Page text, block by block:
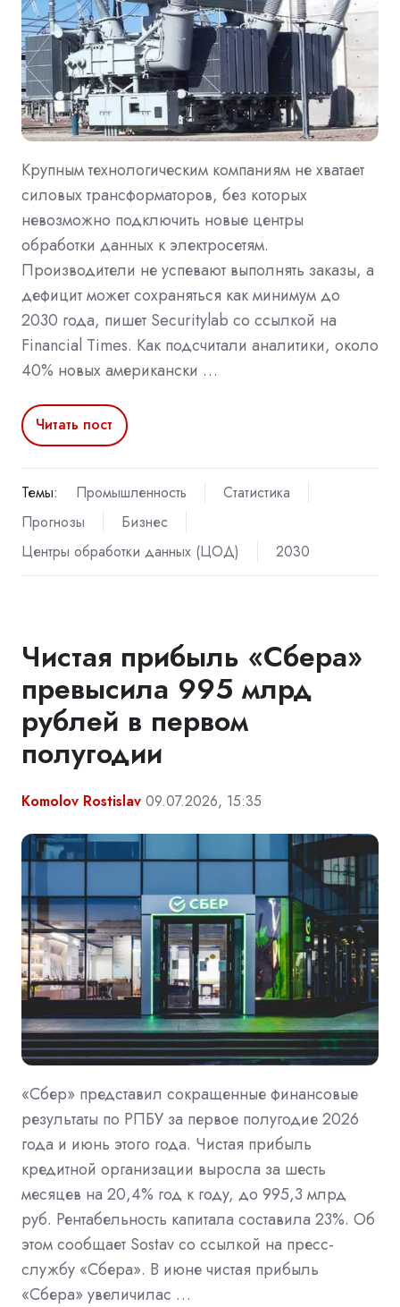
Крупным технологическим компаниям не хватает
силовых трансформаторов, без которых
невозможно подключить новые центры
обработки данных к электросетям.
Производители не успевают выполнять заказы, а
дефицит может сохраняться как минимум до
2030 года, пишет Securitylab со ссылкой на
Financial Times. Как подсчитали аналитики, около
40% новых американски …
Читать пост
Темы: Промышленность
Статистика
Прогнозы
Бизнес
Центры обработки данных (ЦОД)
2030
Чистая прибыль «Сбера»
превысила 995 млрд
рублей в первом
полугодии
Komolov Rostislav 09.07.2026, 15:35
«Сбер» представил сокращенные финансовые
результаты по РПБУ за первое полугодие 2026
года и июнь этого года. Чистая прибыль
кредитной организации выросла за шесть
месяцев на 20,4% год к году, до 995,3 млрд
руб. Рентабельность капитала составила 23%. Об
этом сообщает Sostav со ссылкой на пресс-
службу «Сбера». В июне чистая прибыль
«Сбера» увеличилас …